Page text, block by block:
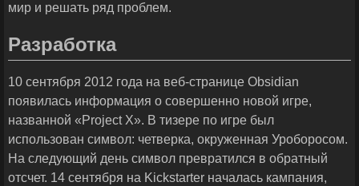
мир и решать ряд проблем.
Разработка
10 сентября 2012 года на веб-странице Obsidian
появилась информация о совершенно новой игре,
названной «Project X». В тизере по игре был
использован символ: четверка, окруженная Уроборосом.
На следующий день символ превратился в обратный
отсчет. 14 сентября на Kickstarter началась кампания,